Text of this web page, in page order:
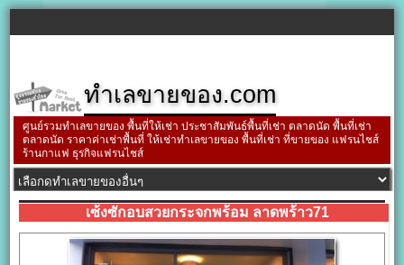
ทำเลขายของ.com
ศูนย์รวมทำเลขายของ พื้นที่ให้เช่า ประชาสัมพันธ์พื้นที่เช่า ตลาดนัด พื้นที่เช่า
ตลาดนัด ราคาค่าเช่าพื้นที่ ให้เช่าทำเลขายของ พื้นที่เช่า ที่ขายของ แฟรนไชส์
ร้านกาแฟ ธุรกิจแฟรนไชส์
เซ้งซักอบสวยกระจกพร้อม ลาดพร้าว71